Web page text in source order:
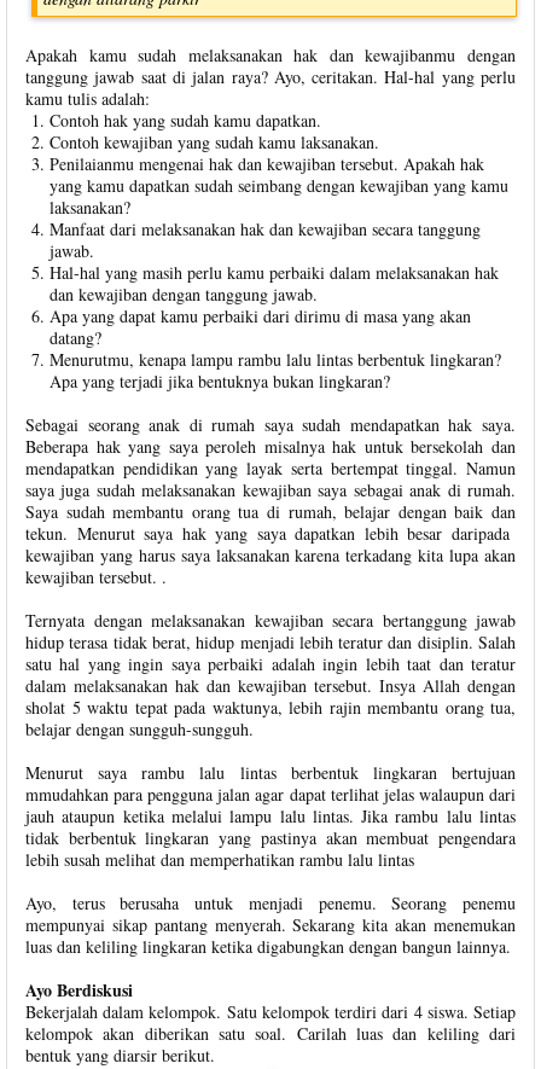
Apakah kamu sudah melaksanakan hak dan kewajibanmu dengan
tanggung jawab saat di jalan raya? Ayo, ceritakan. Hal-hal yang perlu
kamu tulis adalah:
Contoh hak yang sudah kamu dapatkan.
Contoh kewajiban yang sudah kamu laksanakan.
Penilaianmu mengenai hak dan kewajiban tersebut. Apakah hak
yang kamu dapatkan sudah seimbang dengan kewajiban yang kamu
laksanakan?
Manfaat dari melaksanakan hak dan kewajiban secara tanggung
jawab.
Hal-hal yang masih perlu kamu perbaiki dalam melaksanakan hak
dan kewajiban dengan tanggung jawab.
Apa yang dapat kamu perbaiki dari dirimu di masa yang akan
datang?
Menurutmu, kenapa lampu rambu lalu lintas berbentuk lingkaran?
Apa yang terjadi jika bentuknya bukan lingkaran?
Sebagai seorang anak di rumah saya sudah mendapatkan hak saya.
Beberapa hak yang saya peroleh misalnya hak untuk bersekolah dan
mendapatkan pendidikan yang layak serta bertempat tinggal. Namun
saya juga sudah melaksanakan kewajiban saya sebagai anak di rumah.
Saya sudah membantu orang tua di rumah, belajar dengan baik dan
tekun. Menurut saya hak yang saya dapatkan lebih besar daripada
kewajiban yang harus saya laksanakan karena terkadang kita lupa akan
kewajiban tersebut. .
Ternyata dengan melaksanakan kewajiban secara bertanggung jawab
hidup terasa tidak berat, hidup menjadi lebih teratur dan disiplin. Salah
satu hal yang ingin saya perbaiki adalah ingin lebih taat dan teratur
dalam melaksanakan hak dan kewajiban tersebut. Insya Allah dengan
sholat 5 waktu tepat pada waktunya, lebih rajin membantu orang tua,
belajar dengan sungguh-sungguh.
Menurut saya rambu lalu lintas berbentuk lingkaran bertujuan
mmudahkan para pengguna jalan agar dapat terlihat jelas walaupun dari
jauh ataupun ketika melalui lampu lalu lintas. Jika rambu lalu lintas
tidak berbentuk lingkaran yang pastinya akan membuat pengendara
lebih susah melihat dan memperhatikan rambu lalu lintas
Ayo, terus berusaha untuk menjadi penemu. Seorang penemu
mempunyai sikap pantang menyerah. Sekarang kita akan menemukan
luas dan keliling lingkaran ketika digabungkan dengan bangun lainnya.
Ayo Berdiskusi
Bekerjalah dalam kelompok. Satu kelompok terdiri dari 4 siswa. Setiap
kelompok akan diberikan satu soal. Carilah luas dan keliling dari
bentuk yang diarsir berikut.